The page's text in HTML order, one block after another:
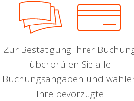
Zur Bestätigung Ihrer
überprüfen Sie alle
Buchungsangaben und
Ihre bevorzugte